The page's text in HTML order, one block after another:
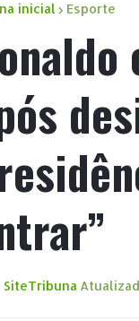
inicial Esporte
SiteTribuna